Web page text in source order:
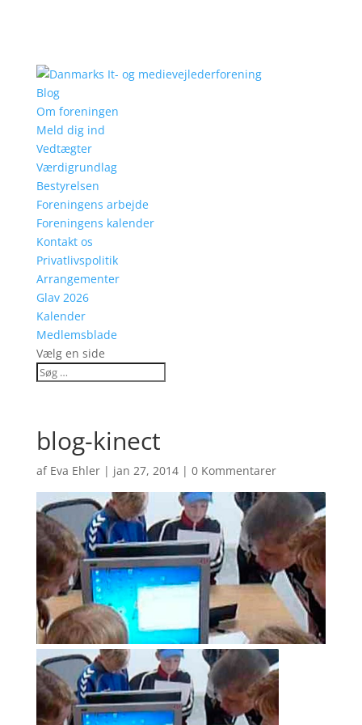
Blog
Om foreningen
Meld dig ind
Vedtægter
Værdigrundlag
Bestyrelsen
Foreningens arbejde
Foreningens kalender
Kontakt os
Privatlivspolitik
Arrangementer
Glav 2026
Kalender
Medlemsblade
Vælg en side
blog-kinect
af Eva Ehler| jan 27, 2014| 0 Kommentarer